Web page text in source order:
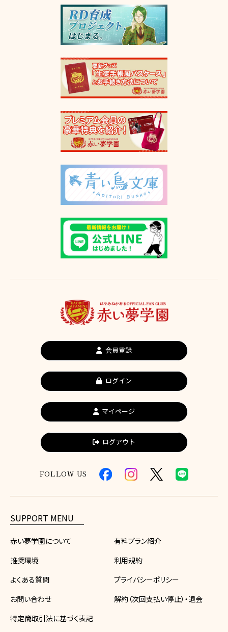
会員登録
ログイン
マイページ
ログアウト
FOLLOW US
SUPPORT MENU
赤い夢学園について
有料プラン紹介
推奨環境
利用規約
よくある質問
プライバシーポリシー
お問い合わせ
解約（次回支払い停止）・退会
特定商取引法に基づく表記